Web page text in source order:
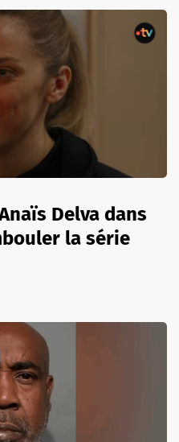
Delva dans
la série